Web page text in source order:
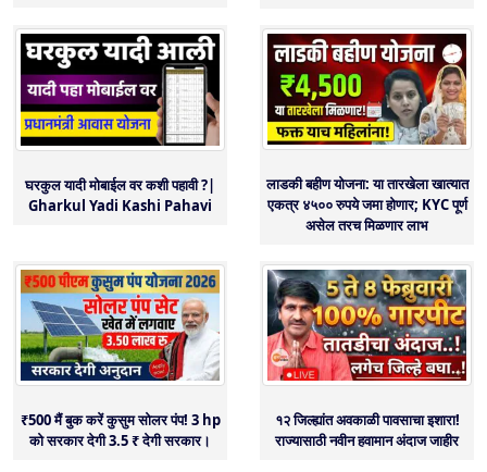
घरकुल यादी मोबाईल वर कशी पहावी ?|
Gharkul Yadi Kashi Pahavi
लाडकी बहीण योजना: या तारखेला खात्यात
एकत्र ४५०० रुपये जमा होणार; KYC पूर्ण
असेल तरच मिळणार लाभ
₹500 मैं बुक करें कुसुम सोलर पंप! 3 hp
को सरकार देगी 3.5 ₹ देगी सरकार।
१२ जिल्ह्यांत अवकाळी पावसाचा इशारा!
राज्यासाठी नवीन हवामान अंदाज जाहीर